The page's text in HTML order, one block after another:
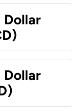
Dollar
Dollar